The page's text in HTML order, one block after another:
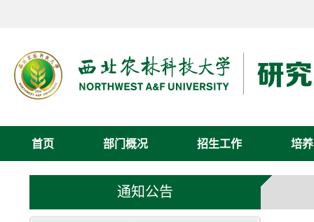
首页 部门概况 招生工作 培
通知公告